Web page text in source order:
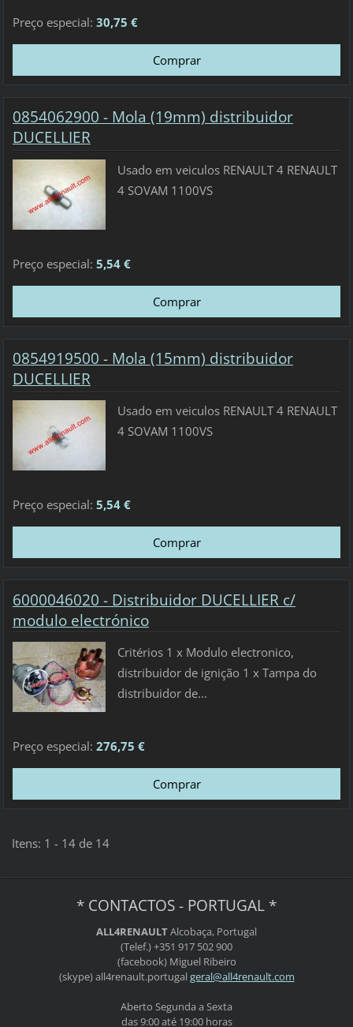
Preço especial: 30,75 €
0854062900 - Mola (19mm) distribuidor
DUCELLIER
Usado em veiculos RENAULT 4 RENAULT
4 SOVAM 1100VS
Preço especial: 5,54 €
0854919500 - Mola (15mm) distribuidor
DUCELLIER
Usado em veiculos RENAULT 4 RENAULT
4 SOVAM 1100VS
Preço especial: 5,54 €
6000046020 - Distribuidor DUCELLIER c/
modulo electrónico
Critérios 1 x Modulo electronico,
distribuidor de ignição 1 x Tampa do
distribuidor de...
Preço especial: 276,75 €
Itens: 1 - 14 de 14
* CONTACTOS - PORTUGAL *
ALL4RENAULTAlcobaça, Portugal
(Telef.) +351 917 502 900
(facebook) Miguel Ribeiro
(skype) all4renault.portugal geral@all4renault.com
Aberto Segunda a Sexta
das 9:00 até 19:00 horas